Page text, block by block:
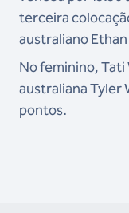
terceira
australiano Ethan
No feminino, Tati
australiana Tyler
pontos.